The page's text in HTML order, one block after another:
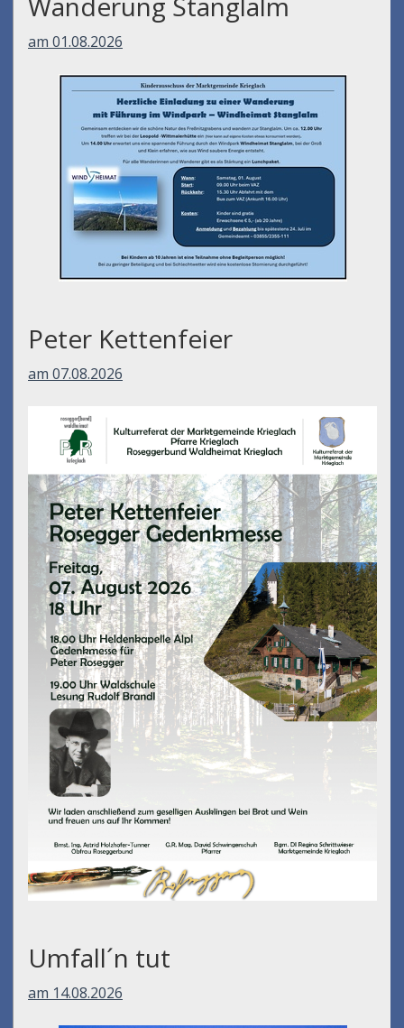
am 01.08.2026
Peter Kettenfeier
am 07.08.2026
Umfall´n tut
am 14.08.2026